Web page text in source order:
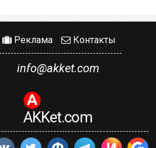
Реклама Контакты
info@akket.com
AKKet.com